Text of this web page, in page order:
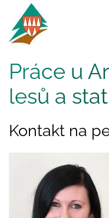
Skip to main content
Práce u
lesů a
Kontakt na